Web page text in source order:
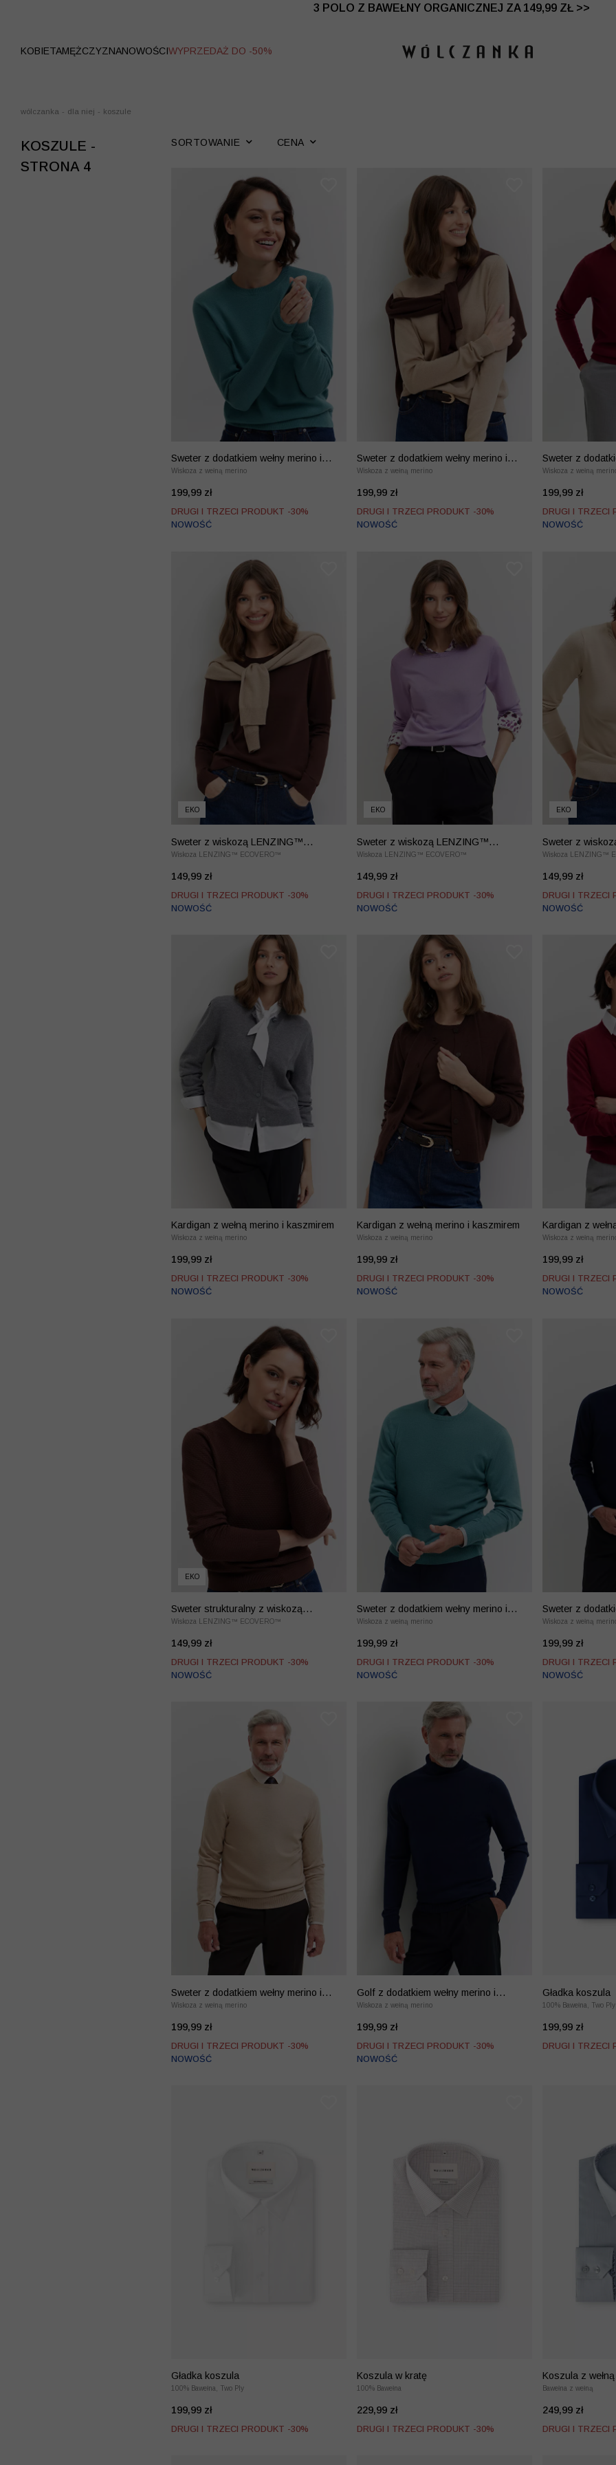
3 POLO Z BAWEŁNY ORGANICZNEJ ZA 149,99 ZŁ >>
WYPRZEDAŻ DO -50% | DODATKOWE -30% NA DRUGI I TRZECI
KOBIETAMĘŻCZYZNANOWOŚCIWYPRZEDAŻ DO -50%
wólczanka - dla niej - koszule
KOSZULE -
STRONA 4
SORTOWANIE CENA
Sweter z dodatkiem wełny merino i
kaszmiru
Wiskoza z wełną merino
199,99 zł
DRUGI I TRZECI PRODUKT -30%
NOWOŚĆ
Sweter z dodatkiem wełny merino i
kaszmiru
Wiskoza z wełną merino
199,99 zł
DRUGI I TRZECI PRODUKT -30%
NOWOŚĆ
Sweter z
kaszmiru
Wiskoza z wełną
199,99 zł
DRUGI I TRZECI
NOWOŚĆ
EKO
Sweter z wiskozą LENZING™
EcoVero™
Wiskoza LENZING™ ECOVERO™
149,99 zł
DRUGI I TRZECI PRODUKT -30%
NOWOŚĆ
EKO
Sweter z wiskozą LENZING™
EcoVero™
Wiskoza LENZING™ ECOVERO™
149,99 zł
DRUGI I TRZECI PRODUKT -30%
NOWOŚĆ
EKO
Sweter z
EcoVero™
Wiskoza LENZING™
149,99 zł
DRUGI I TRZECI
NOWOŚĆ
Kardigan z wełną merino i kaszmirem
Wiskoza z wełną merino
199,99 zł
DRUGI I TRZECI PRODUKT -30%
NOWOŚĆ
Kardigan z wełną merino i kaszmirem
Wiskoza z wełną merino
199,99 zł
DRUGI I TRZECI PRODUKT -30%
NOWOŚĆ
Kardigan z
Wiskoza z wełną
199,99 zł
DRUGI I TRZECI
NOWOŚĆ
EKO
Sweter strukturalny z wiskozą
LENZING™ EcoVero™
Wiskoza LENZING™ ECOVERO™
149,99 zł
DRUGI I TRZECI PRODUKT -30%
NOWOŚĆ
Sweter z dodatkiem wełny merino i
kaszmiru
Wiskoza z wełną merino
199,99 zł
DRUGI I TRZECI PRODUKT -30%
NOWOŚĆ
Sweter z
kaszmiru
Wiskoza z wełną
199,99 zł
DRUGI I TRZECI
NOWOŚĆ
Sweter z dodatkiem wełny merino i
kaszmiru
Wiskoza z wełną merino
199,99 zł
DRUGI I TRZECI PRODUKT -30%
NOWOŚĆ
Golf z dodatkiem wełny merino i
kaszmiru
Wiskoza z wełną merino
199,99 zł
DRUGI I TRZECI PRODUKT -30%
NOWOŚĆ
Gładka koszula
100% Bawełna, Two Ply
199,99 zł
DRUGI I TRZECI
Gładka koszula
100% Bawełna, Two Ply
199,99 zł
DRUGI I TRZECI PRODUKT -30%
Koszula w kratę
100% Bawełna
229,99 zł
DRUGI I TRZECI PRODUKT -30%
Koszula z wełną
Bawełna z wełną
249,99 zł
DRUGI I TRZECI